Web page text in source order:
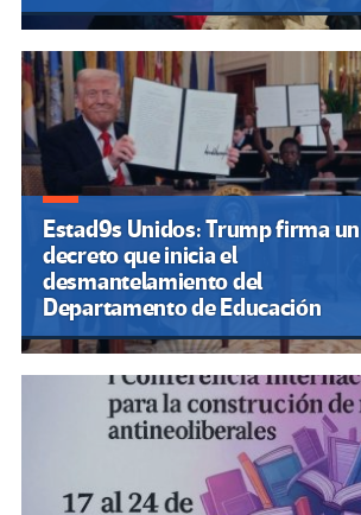
Estad9s Unidos: Trump firma un
decreto que inicia el
desmantelamiento del
Departamento de Educación